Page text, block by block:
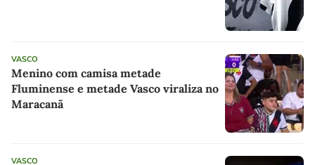
VASCO
Menino com camisa metade
Fluminense e metade Vasco viraliza no
Maracanã
VASCO